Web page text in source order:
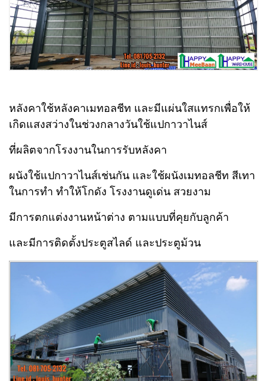
หลังคาใช้หลังคาเมทอลชีท และมีแผ่นใสแทรกเพื่อให้
เกิดแสงสว่างในช่วงกลางวันใช้แปกาวาไนส์
ที่ผลิตจากโรงงานในการรับหลังคา
ผนังใช้แปกาวาไนส์เช่นกัน และใช้ผนังเมทอลชีท สีเทา
ในการทำ ทำให้โกดัง โรงงานดูเด่น สวยงาม
มีการตกแต่งงานหน้าต่าง ตามแบบที่คุยกับลูกค้า
และมีการติดตั้งประตูสไลด์ และประตูม้วน